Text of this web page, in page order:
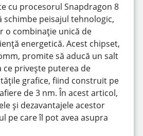
cu procesorul Snapdragon 8
schimbe peisajul tehnologic,
o combinație unică de
energetică. Acest chipset,
promite să aducă un salt
ce privește puterea de
grafice, fiind construit pe
de 3 nm. În acest articol,
și dezavantajele acestor
pe care îl pot avea asupra